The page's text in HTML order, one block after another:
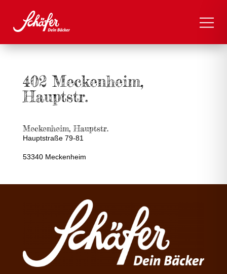
402 Meckenheim,
Hauptstr.
Meckenheim, Hauptstr.
Hauptstraße 79-81
53340 Meckenheim